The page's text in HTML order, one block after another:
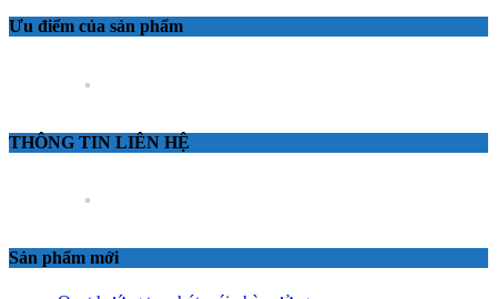
Ưu điểm của sản phẩm
THÔNG TIN LIÊN HỆ
Sản phẩm mới